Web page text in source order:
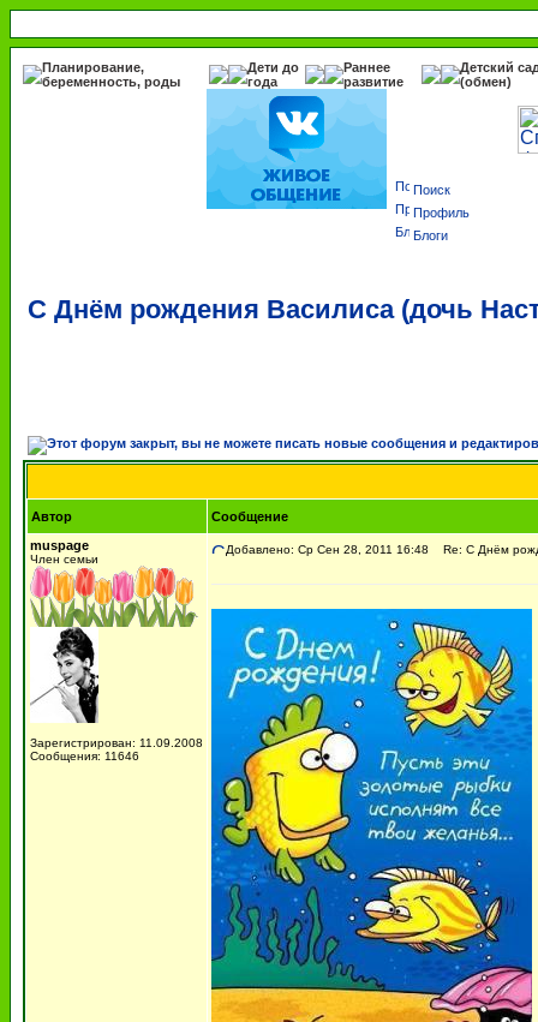
Планирование,
беременность, роды
Дети до
года
Раннее
развитие
Детский
(обмен)
Поиск
Профиль
Блоги
С Днём рождения Василиса (дочь
Автор
Сообщение
muspage
Член семьи
Зарегистрирован: 11.09.2008
Сообщения: 11646
Добавлено: Ср Сен 28, 2011 16:48 Re: С Днём